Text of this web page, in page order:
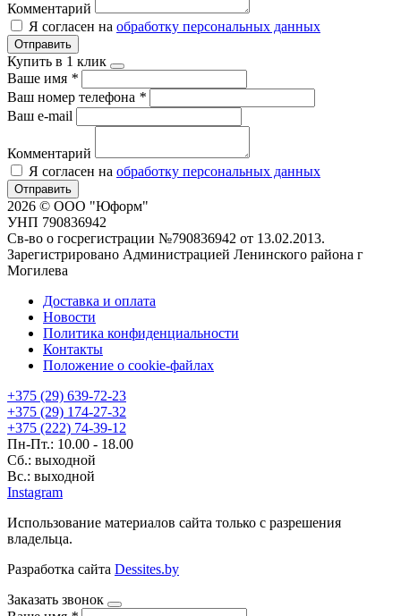
Комментарий
Я согласен на обработку персональных данных
Отправить
Купить в 1 клик
Ваше имя *
Ваш номер телефона *
Ваш e-mail
Комментарий
Я согласен на обработку персональных данных
Отправить
2026 © ООО "Юформ"
УНП 790836942
Св-во о госрегистрации №790836942 от 13.02.2013.
Зарегистрировано Администрацией Ленинского района г
Могилева
Доставка и оплата
Новости
Политика конфиденциальности
Контакты
Положение о cookie-файлах
+375 (29) 639-72-23
+375 (29) 174-27-32
+375 (222) 74-39-12
Пн-Пт.: 10.00 - 18.00
Сб.: выходной
Вс.: выходной
Instagram
Использование материалов сайта только с разрешения
владельца.
Разработка сайта Dessites.by
Заказать звонок